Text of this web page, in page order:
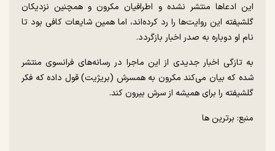
این ادعا‌ها منتشر نشده و اطرافیان مکرون و همچنین نزدیکان
گلشیفته این روایت‌ها را رد کرده‌اند، اما همین شایعات کافی بود تا
نام او دوباره به صدر اخبار بازگردد.
به تازگی اخبار جدیدی از این ماجرا در رسانه‌های فرانسوی منتشر
شده که بیان می‌کند مکرون به همسرش (بریژیت) قول داده که فکر
گلشیفته را برای همیشه از سرش بیرون کند.
منبع: برترین ها